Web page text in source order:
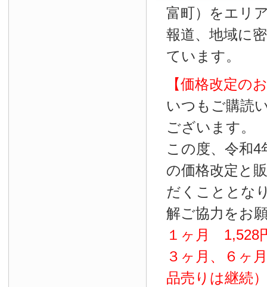
富町）をエリ
報道、地域に
ています。
【価格改定の
いつもご購読
ございます。
この度、令和4
の価格改定と
だくこととな
解ご協力をお
１ヶ月 1,528
３ヶ月、６ヶ
品売りは継続）